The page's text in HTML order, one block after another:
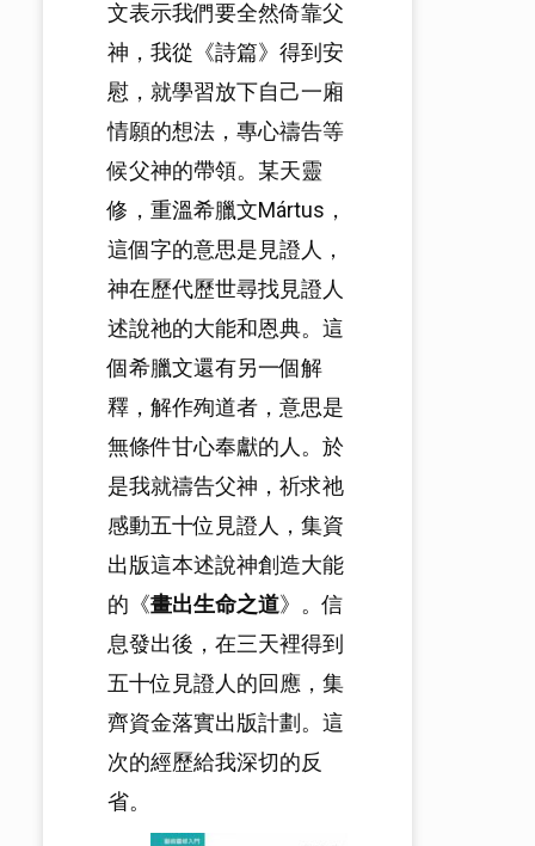
文表示我們要全然倚靠父
神，我從《詩篇》得到安
慰，就學習放下自己一廂
情願的想法，專心禱告等
候父神的帶領。某天靈
修，重溫希臘文Mártus，
這個字的意思是見證人，
神在歷代歷世尋找見證人
述說祂的大能和恩典。這
個希臘文還有另一個解
釋，解作殉道者，意思是
無條件甘心奉獻的人。於
是我就禱告父神，祈求祂
感動五十位見證人，集資
出版這本述說神創造大能
的《畫出生命之道》。信
息發出後，在三天裡得到
五十位見證人的回應，集
齊資金落實出版計劃。這
次的經歷給我深切的反
省。